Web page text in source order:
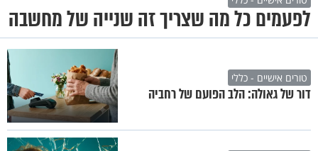
לפעמים כל מה שצריך זה שנייה של מחשבה
טורים אישיים - כללי
דור של גאולה: הלב הפועם של רחביה